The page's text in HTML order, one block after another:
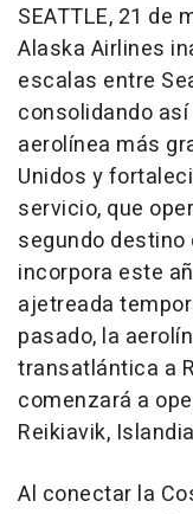
SEATTLE, 21 de
Alaska Airlines
escalas entre
consolidando
aerolínea más
Unidos y
servicio, que
segundo destino
incorpora este
ajetreada
pasado, la
transatlántica a
comenzará a
Reikiavik,
Al conectar la